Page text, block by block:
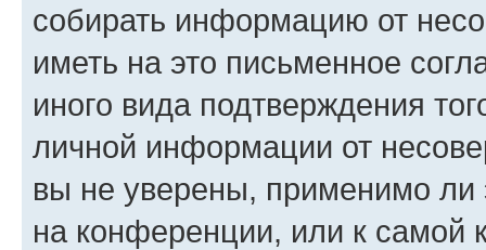
собирать информацию от
иметь на это письменное
иного вида подтверждения
личной информации от
вы не уверены, применимо ли
на конференции, или к самой